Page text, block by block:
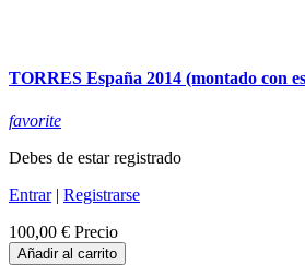
TORRES España 2014 (montado con
favorite
Debes de estar registrado
Entrar| Registrarse
100,00 € Precio
Añadir al carrito